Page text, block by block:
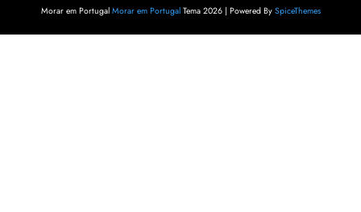
Morar em Portugal Morar em PortugalTema 2026 | Powered By SpiceThemes